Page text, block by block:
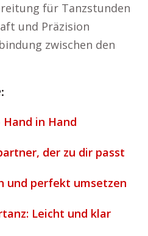
für Tanzstunden
und Präzision
zwischen den
in Hand
der zu dir passt
und perfekt umsetzen
Leicht und klar